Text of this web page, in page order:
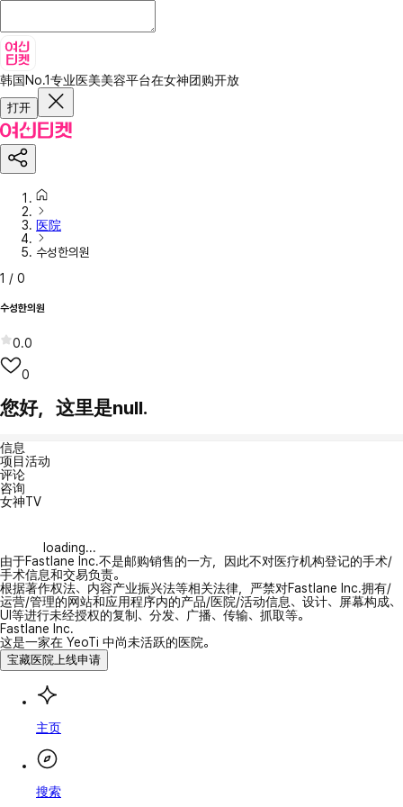
韩国No.1专业医美美容平台在女神团购开放
打开
医院
수성한의원
1 / 0
수성한의원
0.0
0
您好，这里是null.
信息
项目活动
评论
咨询
女神TV
loading...
由于Fastlane Inc.不是邮购销售的一方，因此不对医疗机构登记的手术/
手术信息和交易负责。
根据著作权法、内容产业振兴法等相关法律，严禁对Fastlane Inc.拥有/
运营/管理的网站和应用程序内的产品/医院/活动信息、设计、屏幕构成、
UI等进行未经授权的复制、分发、广播、传输、抓取等。
Fastlane Inc.
这是一家在 YeoTi 中尚未活跃的医院。
宝藏医院上线申请
主页
搜索